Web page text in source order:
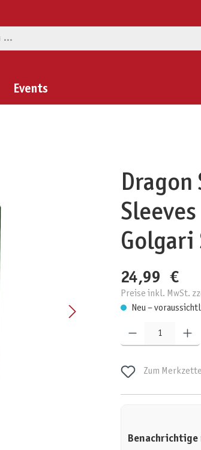
Events
Golgari
24,99 €
Preise inkl. MwSt.
Neu –
Produkt Anzahl: Gib den
Zum